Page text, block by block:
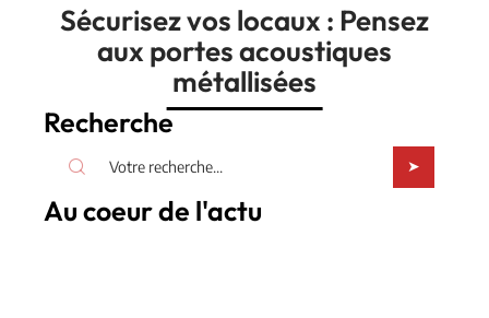
Sécurisez vos locaux : Pensez
aux portes acoustiques
métallisées
Recherche
Au coeur de l'actu